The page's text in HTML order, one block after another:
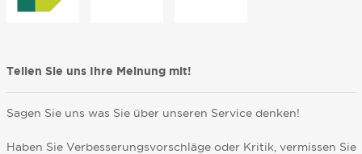
Teilen Sie uns Ihre Meinung mit!
Sagen Sie uns was Sie über unseren Service denken!
Haben Sie Verbesserungsvorschläge oder Kritik, vermissen Sie